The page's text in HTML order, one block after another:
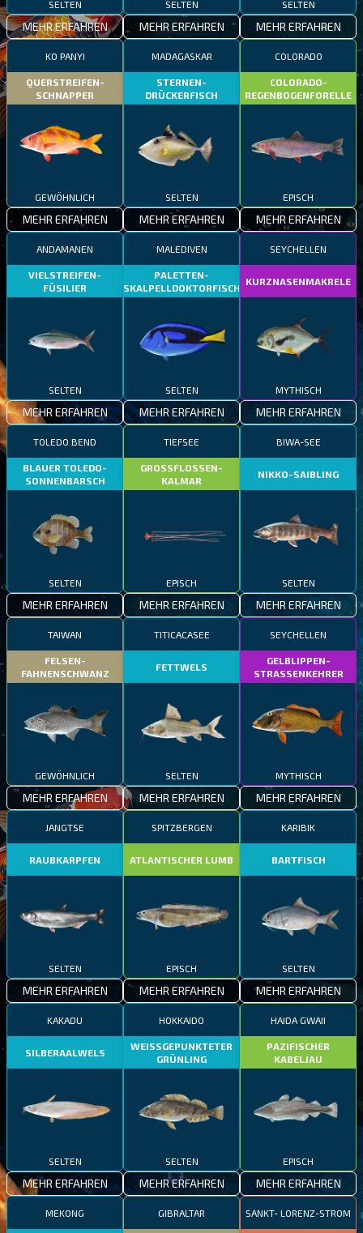
SELTEN
MEHR ERFAHREN
SELTEN
MEHR ERFAHREN
SELTEN
MEHR ERFAHREN
KO PANYI
QUERSTREIFEN-
SCHNAPPER
GEWÖHNLICH
MEHR ERFAHREN
MADAGASKAR
STERNEN-
DRÜCKERFISCH
SELTEN
MEHR ERFAHREN
COLORADO
COLORADO-
REGENBOGENFORELLE
EPISCH
MEHR ERFAHREN
ANDAMANEN
VIELSTREIFEN-
FÜSILIER
SELTEN
MEHR ERFAHREN
MALEDIVEN
PALETTEN-
SKALPELLDOKTORFISCH
SELTEN
MEHR ERFAHREN
SEYCHELLEN
KURZNASENMAKRELE
MYTHISCH
MEHR ERFAHREN
TOLEDO BEND
BLAUER TOLEDO-
SONNENBARSCH
SELTEN
MEHR ERFAHREN
TIEFSEE
GROSSFLOSSEN-
KALMAR
EPISCH
MEHR ERFAHREN
BIWA-SEE
NIKKO-SAIBLING
SELTEN
MEHR ERFAHREN
TAIWAN
FELSEN-
FAHNENSCHWANZ
GEWÖHNLICH
MEHR ERFAHREN
TITICACASEE
FETTWELS
SELTEN
MEHR ERFAHREN
SEYCHELLEN
GELBLIPPEN-
STRASSENKEHRER
MYTHISCH
MEHR ERFAHREN
JANGTSE
RAUBKARPFEN
SELTEN
MEHR ERFAHREN
SPITZBERGEN
ATLANTISCHER LUMB
EPISCH
MEHR ERFAHREN
KARIBIK
BARTFISCH
SELTEN
MEHR ERFAHREN
KAKADU
SILBERAALWELS
SELTEN
MEHR ERFAHREN
HOKKAIDO
WEISSGEPUNKTETER
GRÜNLING
SELTEN
MEHR ERFAHREN
HAIDA GWAII
PAZIFISCHER
KABELJAU
EPISCH
MEHR ERFAHREN
MEKONG GIBRALTAR SANKT- LORENZ-STROM